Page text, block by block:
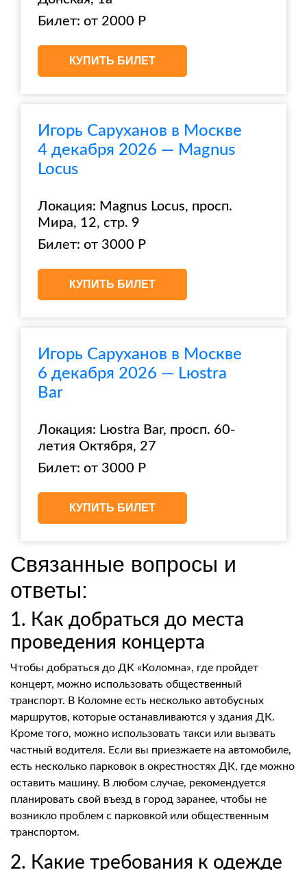
Билет: от 2000 Р
КУПИТЬ БИЛЕТ
Игорь Саруханов в Москве
4 декабря 2026 — Magnus
Locus
Локация: Magnus Locus, просп.
Мира, 12, стр. 9
Билет: от 3000 Р
КУПИТЬ БИЛЕТ
Игорь Саруханов в Москве
6 декабря 2026 — Lюstra
Bar
Локация: Lюstra Bar, просп. 60-
летия Октября, 27
Билет: от 3000 Р
КУПИТЬ БИЛЕТ
Связанные вопросы и
ответы:
1. Как добраться до места
проведения концерта
Чтобы добраться до ДК «Коломна», где пройдет
концерт, можно использовать общественный
транспорт. В Коломне есть несколько автобусных
маршрутов, которые останавливаются у здания ДК.
Кроме того, можно использовать такси или вызвать
частный водителя. Если вы приезжаете на автомобиле,
есть несколько парковок в окрестностях ДК, где можно
оставить машину. В любом случае, рекомендуется
планировать свой въезд в город заранее, чтобы не
возникло проблем с парковкой или общественным
транспортом.
2. Какие требования к одежде